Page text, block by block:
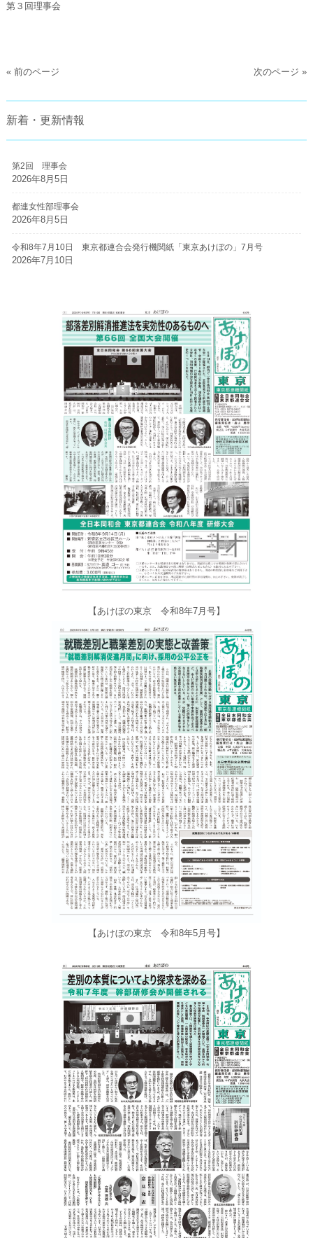
第３回理事会
« 前のページ 次のページ »
新着・更新情報
第2回 理事会
2026年8月5日
都連女性部理事会
2026年8月5日
令和8年7月10日 東京都連合会発行機関紙「東京あけぼの」7月号
2026年7月10日
【あけぼの東京 令和8年7月号】
【あけぼの東京 令和8年5月号】